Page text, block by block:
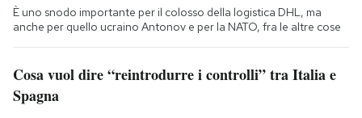
È uno snodo importante per il colosso della logistica DHL, ma
anche per quello ucraino Antonov e per la NATO, fra le altre cose
Cosa vuol dire “reintrodurre i controlli” tra Italia e
Spagna